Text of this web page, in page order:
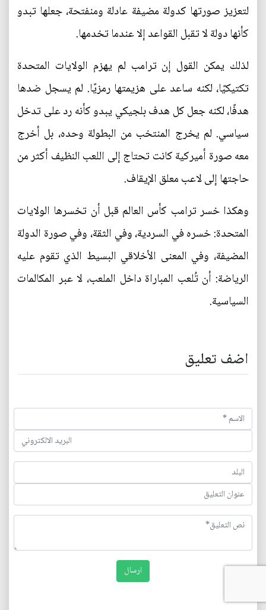
لتعزيز صورتها كدولة مضيفة عادلة ومنفتحة، جعلها تبدو
كأنها دولة لا تقبل القواعد إلا عندما تخدمها.
لذلك يمكن القول إن ترامب لم يهزم الولايات المتحدة
تكتيكيًا، لكنه ساعد على هزيمتها رمزيًا. لم يسجل ضدها
هدفًا، لكنه جعل كل هدف بلجيكي يبدو كأنه رد على تدخل
سياسي. لم يخرج المنتخب من البطولة وحده، بل أخرج
معه صورة أميركية كانت تحتاج إلى اللعب النظيف أكثر من
حاجتها إلى لاعب معلق الإيقاف.
وهكذا خسر ترامب كأس العالم قبل أن تخسرها الولايات
المتحدة: خسره في السردية، وفي الثقة، وفي صورة الدولة
المضيفة، وفي المعنى الأخلاقي البسيط الذي تقوم عليه
الرياضة: أن تُلعب المباراة داخل الملعب، لا عبر المكالمات
السياسية.
اضف تعليق